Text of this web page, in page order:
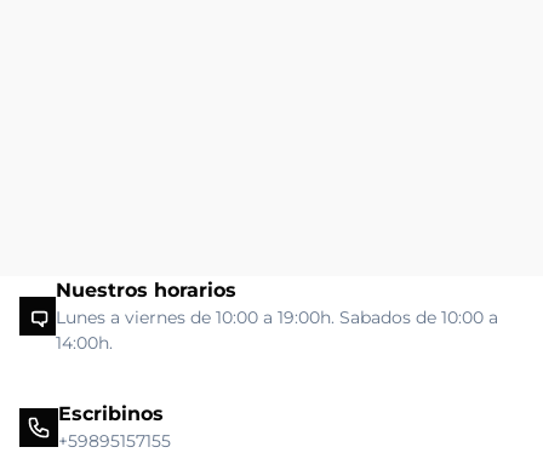
Nuestros horarios
Lunes a viernes de 10:00 a 19:00h. Sabados de 10:00 a
14:00h.
Escribinos
+59895157155